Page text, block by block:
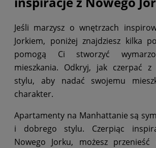
Jeśli marzysz o wnętrzach
Jorkiem, poniżej znajdziesz kilka
pomogą Ci stworzyć
mieszkania. Odkryj, jak czerpać z
stylu, aby nadać swojemu
charakter.
Apartamenty na Manhattanie są
i dobrego stylu. Czerpiąc
Nowego Jorku, możesz